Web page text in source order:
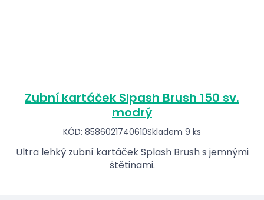
Zubní kartáček Slpash Brush 150 sv.
modrý
KÓD: 8586021740610Skladem 9 ks
Ultra lehký zubní kartáček Splash Brush s jemnými
štětinami.